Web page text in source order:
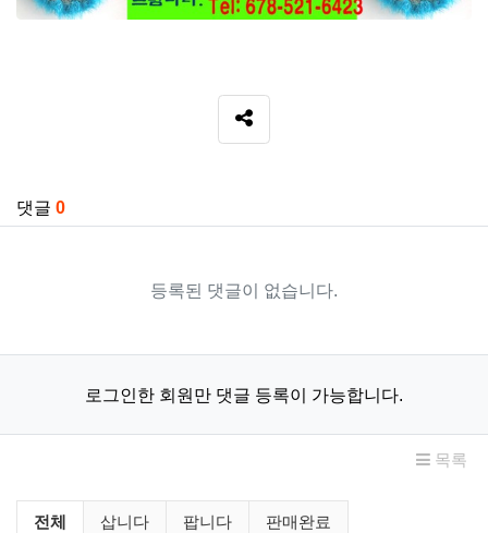
SNS 공유
댓글 0
등록된 댓글이 없습니다.
로그인한 회원만 댓글 등록이 가능합니다.
목록
벼룩시장 분류 목록
전체 삽니다 팝니다 판매완료